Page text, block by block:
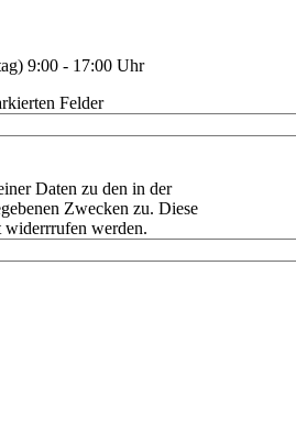
9:00 - 17:00 Uhr
Felder
Daten zu den in der
Zwecken zu. Diese
widerrrufen werden.